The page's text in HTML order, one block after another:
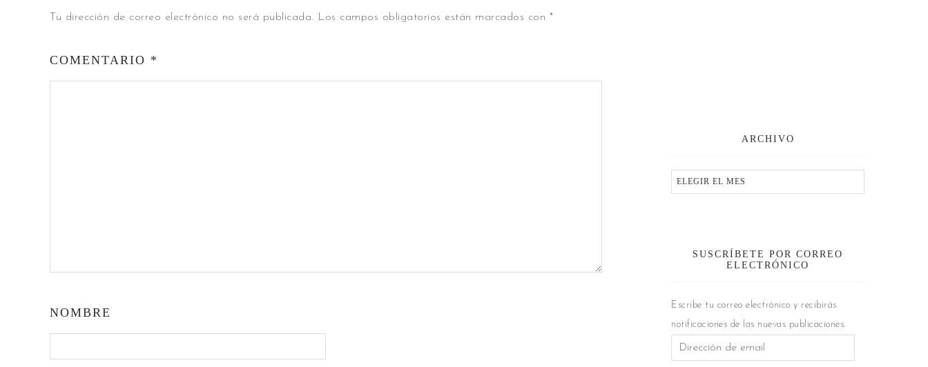
Tu dirección de correo electrónico no será publicada. Los campos obligatorios están marcados con *
COMENTARIO *
NOMBRE
ARCHIVO
SUSCRÍBETE POR CORREO
ELECTRÓNICO
Escribe tu correo electrónico y recibirás
notificaciones de las nuevas publicaciones.